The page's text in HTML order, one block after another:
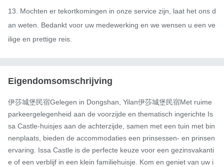
13. Mochten er tekortkomingen in onze service zijn, laat het ons d
an weten. Bedankt voor uw medewerking en we wensen u een ve
ilige en prettige reis.
Eigendomsomschrijving
伊莎城堡民宿Gelegen in Dongshan, Yilan伊莎城堡民宿Met ruime
parkeergelegenheid aan de voorzijde en thematisch ingerichte Is
sa Castle-huisjes aan de achterzijde, samen met een tuin met bin
nenplaats, bieden de accommodaties een prinsessen- en prinsen
ervaring. Issa Castle is de perfecte keuze voor een gezinsvakanti
e of een verblijf in een klein familiehuisje. Kom en geniet van uw i